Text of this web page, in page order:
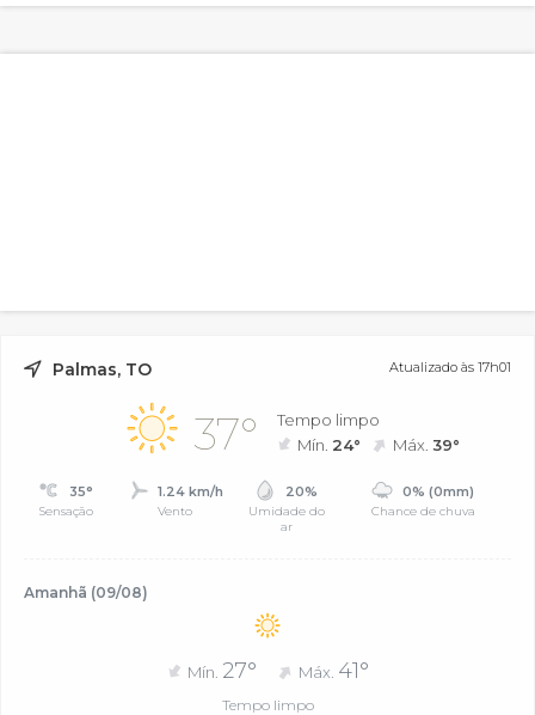
Palmas, TO Atualizado às 17h01
37°
Tempo limpo
Mín. 24° Máx.39°
35°
Sensação
1.24 km/h
Vento
20%
Umidade do
ar
0% (0mm)
Chance de chuva
Amanhã (09/08)
Mín. 27° Máx. 41°
Tempo limpo